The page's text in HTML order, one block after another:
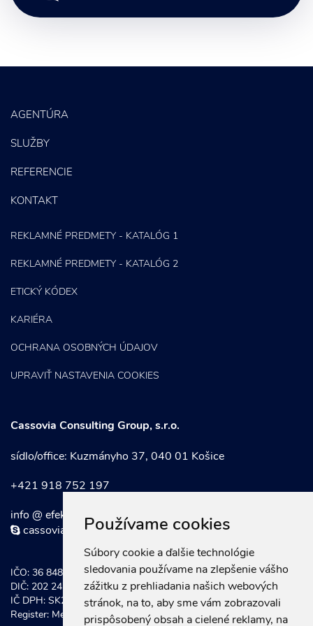
Používame cookies
Súbory cookie a ďalšie technológie
sledovania používame na zlepšenie vášho
zážitku z prehliadania našich webových
stránok, na to, aby sme vám zobrazovali
prispôsobený obsah a cielené reklamy, na
Letáky a Propagačné materiály
PPC kampane
E-mail marketing
Content Marketing
AGENTÚRA
SLUŽBY
REFERENCIE
KONTAKT
REKLAMNÉ PREDMETY - KATALÓG 1
REKLAMNÉ PREDMETY - KATALÓG 2
ETICKÝ KÓDEX
KARIÉRA
OCHRANA OSOBNÝCH ÚDAJOV
UPRAVIŤ NASTAVENIA COOKIES
Cassovia Consulting Group, s.r.o.
sídlo/office: Kuzmányho 37, 040 01 Košice
+421 918 752 197
info @ efektivnymarketing . sk
cassoviaconsultinggroup
IČO: 36 848 921
DIČ: 202 247 0934
IČ DPH: SK202 247 0934
Register: Mestský súd Košice, Odd. Sro vložka č.: 20581/V